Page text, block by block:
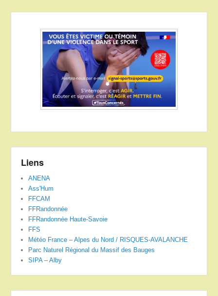
Liens
ANENA
Ass'Hum
FFCAM
FFRandonnée
FFRandonnée Haute-Savoie
FFS
Météo France – Alpes du Nord / RISQUES-AVALANCHE
Parc Naturel Régional du Massif des Bauges
SIPA – Alby